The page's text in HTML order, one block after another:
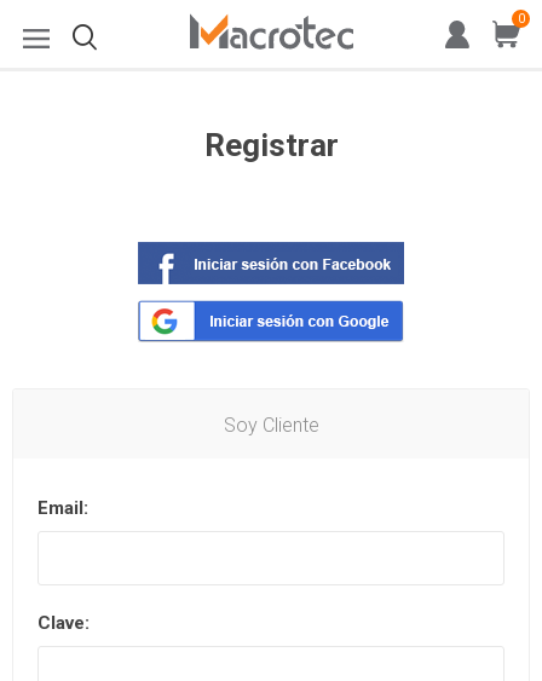
0
Registrar
Soy Cliente
Email:
Clave: